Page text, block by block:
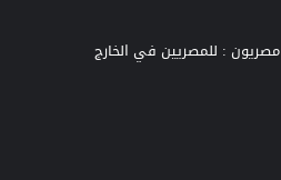
مصريون : للمصريين في الخارج